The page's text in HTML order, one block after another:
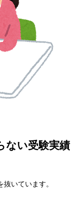
ない受験実績
いています。